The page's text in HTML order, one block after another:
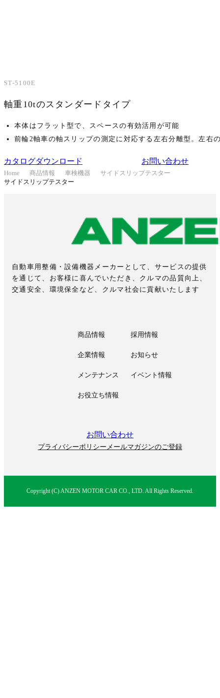
ST-5100E
軸重10tのスタンダードタイプ
本体はフラット型で、スペースの有効活用が可能
前輪2軸車の軸スリップの測定に対応する左右分離型。左右
カタログダウンロード お問い合わせ
Home 商品情報 車検機器
サイドスリップテスター
サイドスリップテスター
自動車用整備・設備機器メーカーとして、サービスの提供
を通じて、お客様に喜んでいただき、クルマの品質向上、
交通安全、環境保全など、クルマ社会に貢献いたします
商品情報 採用情報
企業情報 お知らせ
メンテナンス イベント情報
お役立ち情報
お問い合わせ
プライバシーポリシー メールマガジンのご登録
Copyright (C) ANZEN MOTOR CAR CO., LTD. All Rights Reserved.